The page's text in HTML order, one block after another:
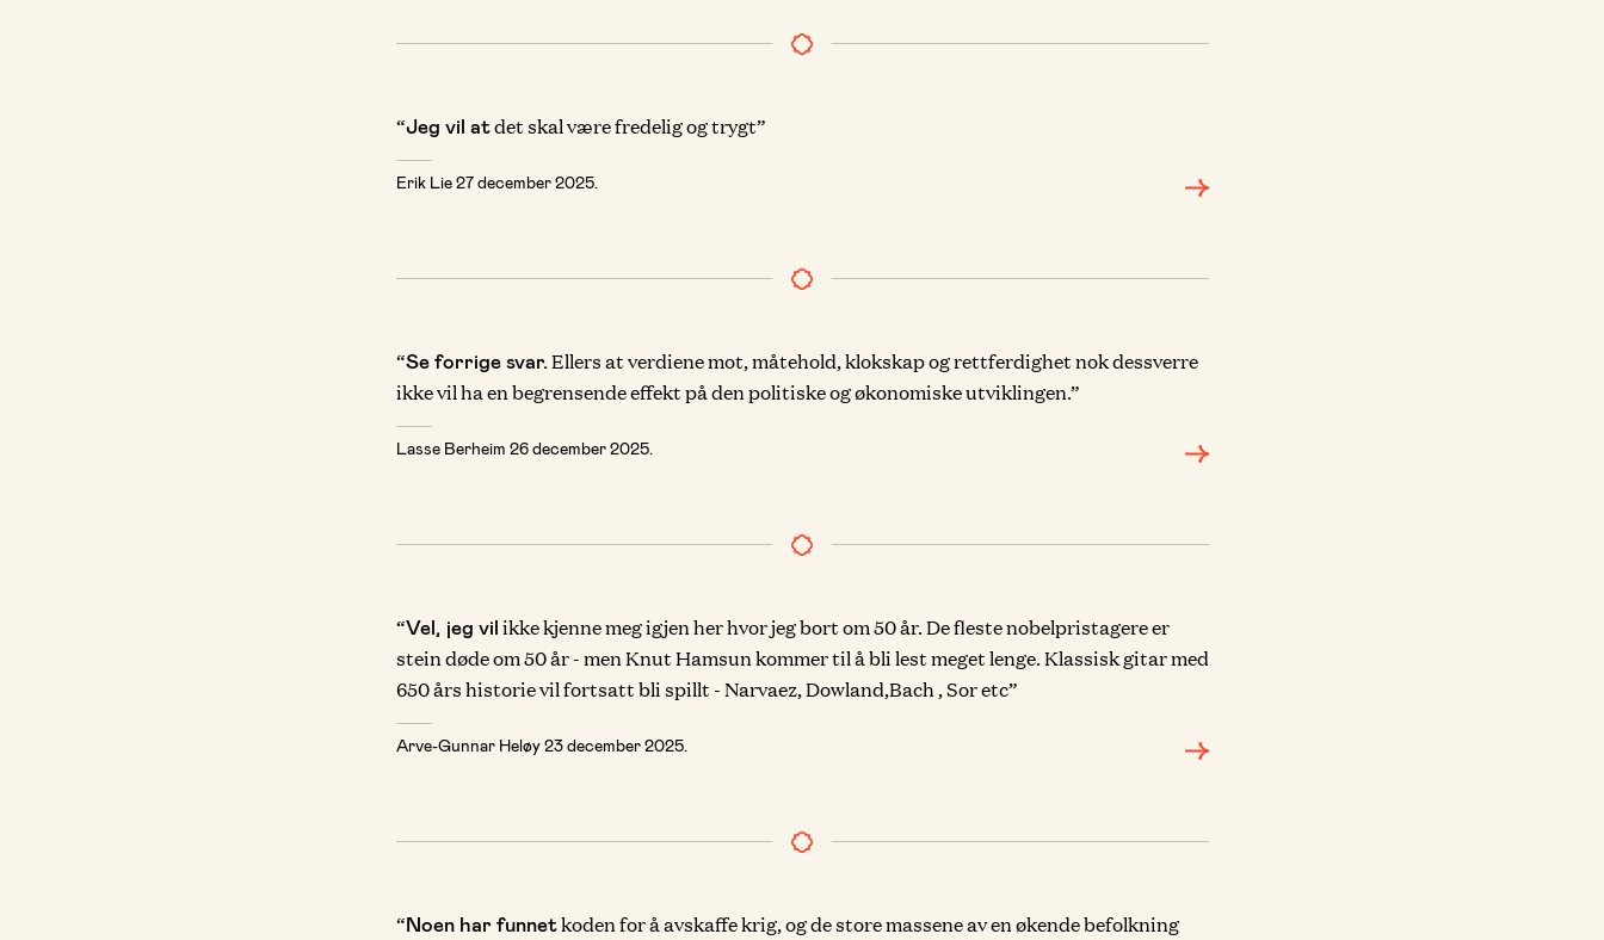
“Jeg vil atdet skal være fredelig og trygt”
Erik Lie27 december 2025.
“Se forrige svar.Ellers at verdiene mot, måtehold, klokskap og rettferdighet nok dessverre
ikke vil ha en begrensende effekt på den politiske og økonomiske utviklingen.”
Lasse Berheim 26 december 2025.
“Vel, jeg vil ikke kjenne meg igjen her hvor jeg bort om 50 år. De fleste nobelpristagere er
stein døde om 50 år - men Knut Hamsun kommer til å bli lest meget lenge. Klassisk gitar med
650 års historie vil fortsatt bli spillt - Narvaez, Dowland,Bach , Sor etc”
Arve-Gunnar Heløy23 december 2025.
“Noen har funnetkoden for å avskaffe krig, og de store massene av en økende befolkning